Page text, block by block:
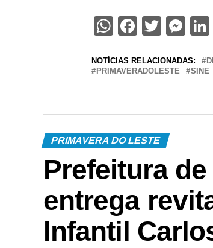
WhatsApp
NOTÍCIAS RELACIONADAS:
PRIMAVERADOLESTE
SINE
PRIMAVERA DO LESTE
Prefeitura
entrega
Infantil